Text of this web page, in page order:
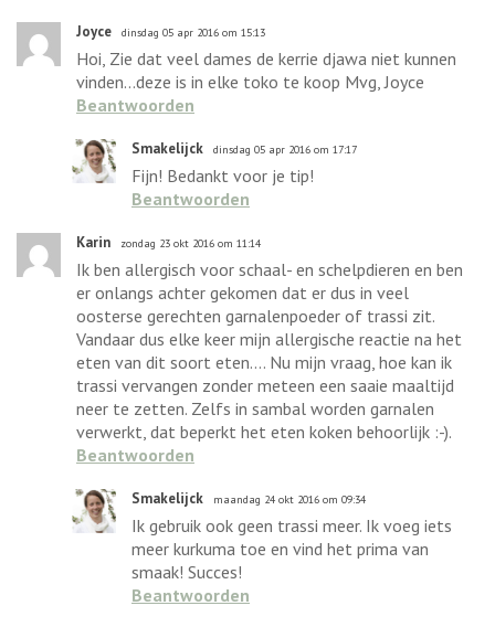
Joyce dinsdag 05 apr 2016 om 15:13
Hoi, Zie dat veel dames de kerrie djawa niet kunnen
vinden...deze is in elke toko te koop Mvg, Joyce
Beantwoorden
Smakelijck dinsdag 05 apr 2016 om 17:17
Fijn! Bedankt voor je tip!
Beantwoorden
Karin zondag 23 okt 2016 om 11:14
Ik ben allergisch voor schaal- en schelpdieren en ben
er onlangs achter gekomen dat er dus in veel
oosterse gerechten garnalenpoeder of trassi zit.
Vandaar dus elke keer mijn allergische reactie na het
eten van dit soort eten.... Nu mijn vraag, hoe kan ik
trassi vervangen zonder meteen een saaie maaltijd
neer te zetten. Zelfs in sambal worden garnalen
verwerkt, dat beperkt het eten koken behoorlijk :-).
Beantwoorden
Smakelijck maandag 24 okt 2016 om 09:34
Ik gebruik ook geen trassi meer. Ik voeg iets
meer kurkuma toe en vind het prima van
smaak! Succes!
Beantwoorden